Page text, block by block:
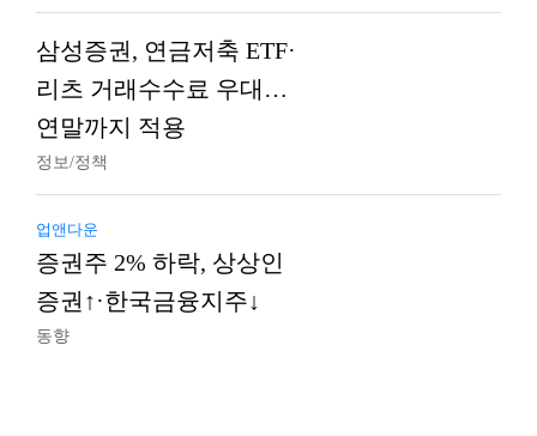
삼성증권, 연금저축 ETF·
리츠 거래수수료 우대…
연말까지 적용
정보/정책
업앤다운
증권주 2% 하락, 상상인
증권↑·한국금융지주↓
동향